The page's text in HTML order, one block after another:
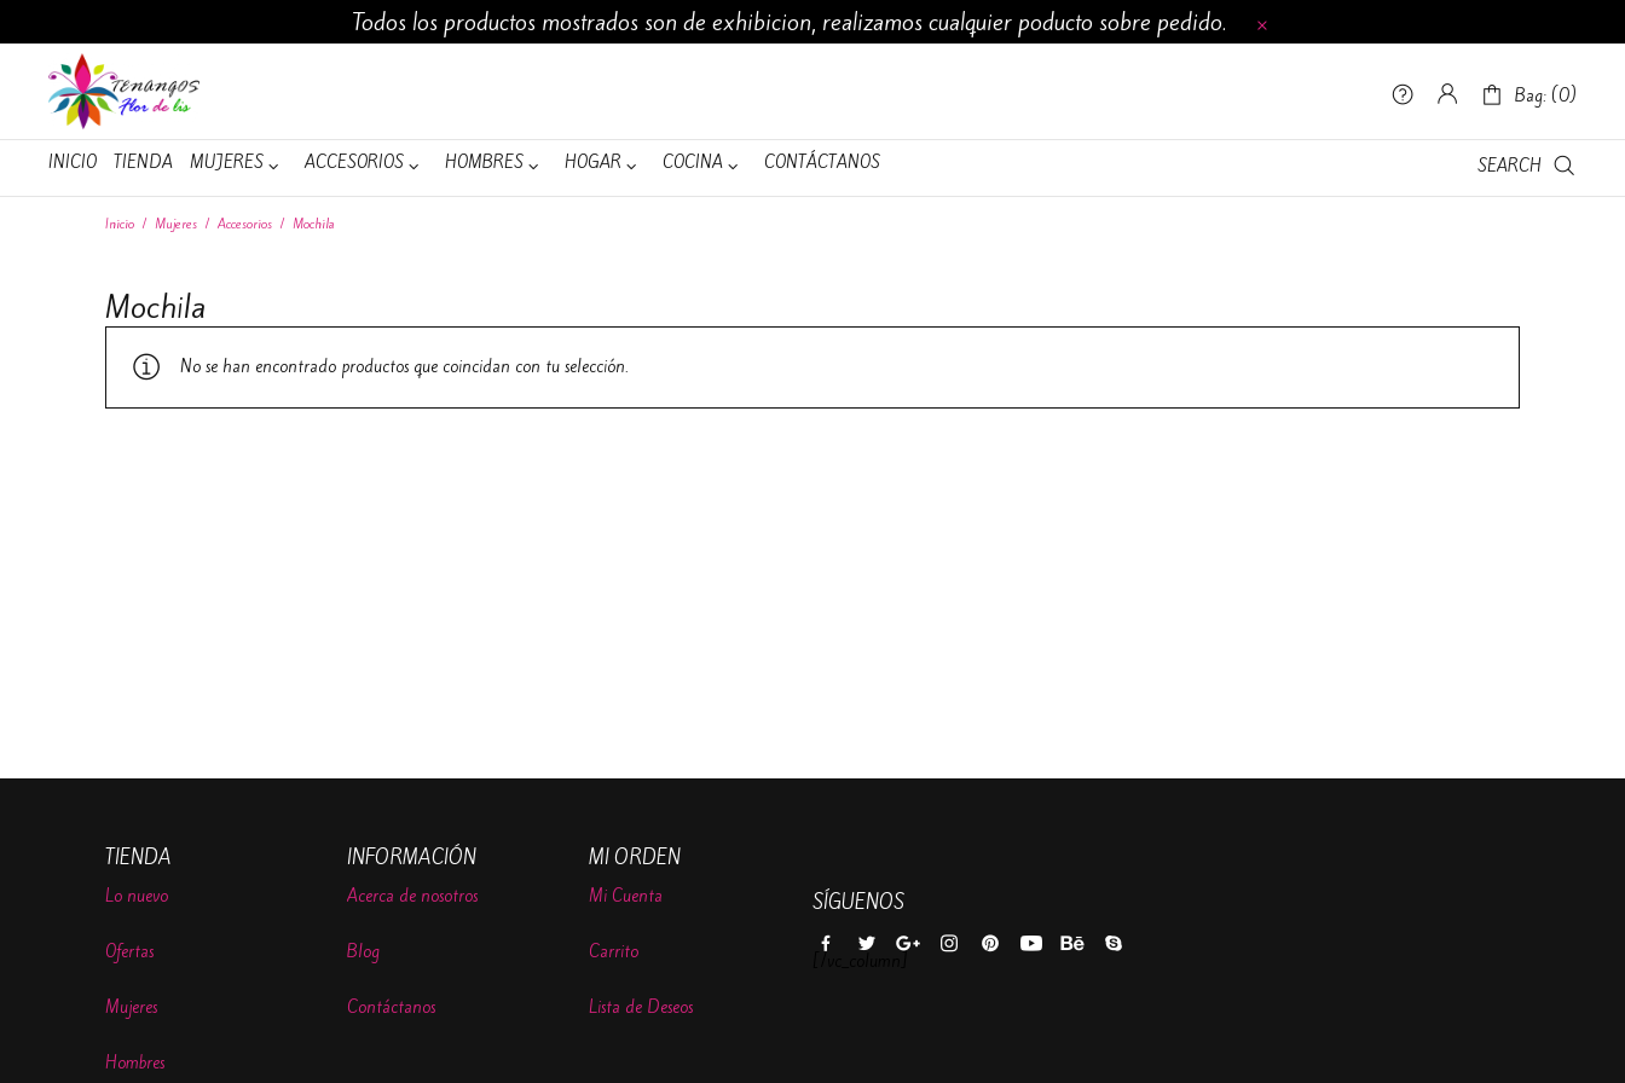
Lista de deseos - Bag: (0)
Todos los productos mostrados son de exhibicion, realizamos cualquier poducto sobre pedido.
Bag: (0)
INICIO TIENDA MUJERES ACCESORIOS HOMBRES HOGAR COCINA CONTÁCTANOS SEARCH
Inicio / Mujeres / Accesorios / Mochila
Mochila
No se han encontrado productos que coincidan con tu selección.
TIENDA
Lo nuevo
Ofertas
Mujeres
Hombres
INFORMACIÓN
Acerca de nosotros
Blog
Contáctanos
MI ORDEN
Mi Cuenta
Carrito
Lista de Deseos
SÍGUENOS